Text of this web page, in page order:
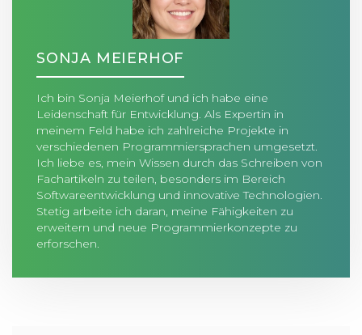
SONJA MEIERHOF
Ich bin Sonja Meierhof und ich habe eine
Leidenschaft für Entwicklung. Als Expertin in
meinem Feld habe ich zahlreiche Projekte in
verschiedenen Programmiersprachen umgesetzt.
Ich liebe es, mein Wissen durch das Schreiben von
Fachartikeln zu teilen, besonders im Bereich
Softwareentwicklung und innovative Technologien.
Stetig arbeite ich daran, meine Fähigkeiten zu
erweitern und neue Programmierkonzepte zu
erforschen.